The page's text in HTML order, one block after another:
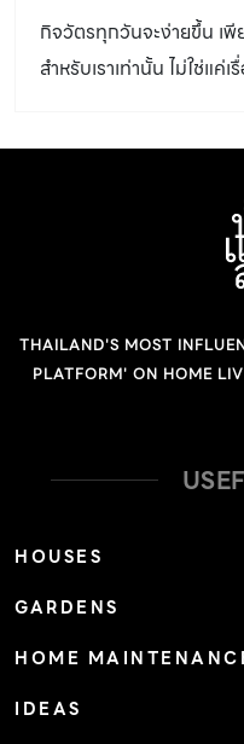
กิจวัตรทุกวันจะง่ายขึ้น เ
สำหรับเราเท่านั้น ไม่ใช่แ
THAILAND'S MOST
PLATFORM' ON HOME
HOUSES
GARDENS
HOME
IDEAS